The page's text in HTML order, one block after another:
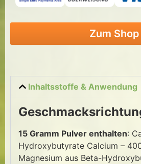
Zum Shop
Inhaltsstoffe & Anwendung
15 Gramm Pulver enthalten:
Hydroxybutyrate Calcium –
Magnesium aus Beta-